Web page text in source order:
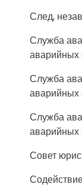
След,
Служба
аварийных
Служба
аварийных
Служба
аварийных
Совет